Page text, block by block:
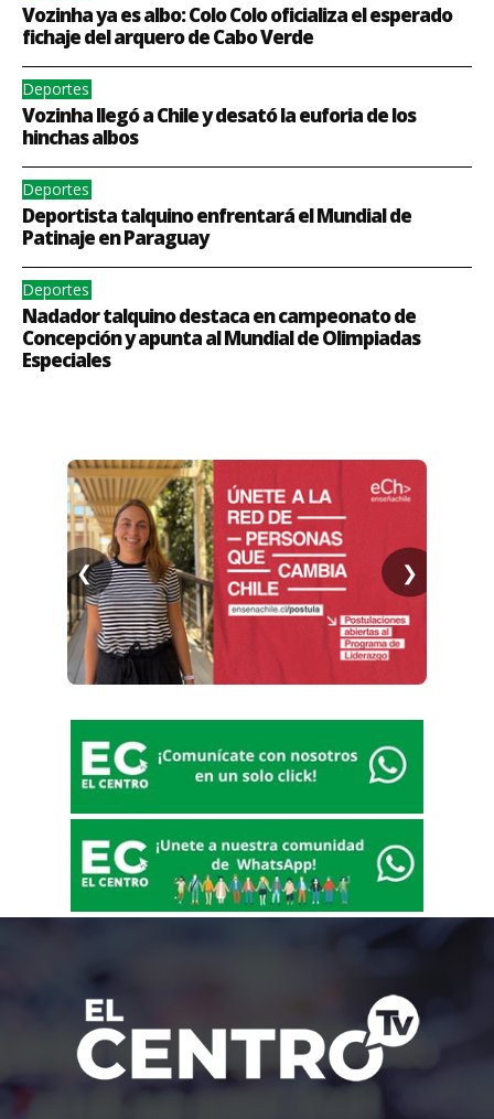
Vozinha ya es albo: Colo Colo oficializa el esperado
fichaje del arquero de Cabo Verde
Deportes
Vozinha llegó a Chile y desató la euforia de los
hinchas albos
Deportes
Deportista talquino enfrentará el Mundial de
Patinaje en Paraguay
Deportes
Nadador talquino destaca en campeonato de
Concepción y apunta al Mundial de Olimpiadas
Especiales
❮ ❯